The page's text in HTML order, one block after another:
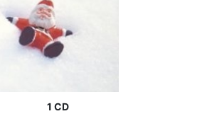
1 CD